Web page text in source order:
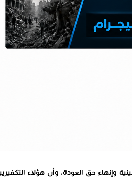
وإنهاء حق العودة، وأن هؤلاء